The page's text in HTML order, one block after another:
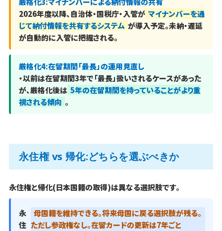
2026年度以降、自治体・国税庁・入管が マイナンバーを通
じて納付情報を共有するシステム が導入予定。未納・遅延
が自動的に入管に把握される。
厳格化4:在留期間「最長」の運用見直し
・以前は在留期間3年で「最長」扱いされるケースがあった
が、厳格化後は 5年の在留期間を持っていることがより重
視される傾向 。
永住権 vs 帰化:どちらを選ぶべきか
永住権と帰化(日本国籍の取得)は異なる選択肢です。
永
住
母国籍を維持できる。将来母国に戻る選択肢が残る。
ただし参政権なし。在留カードの更新は7年ごと